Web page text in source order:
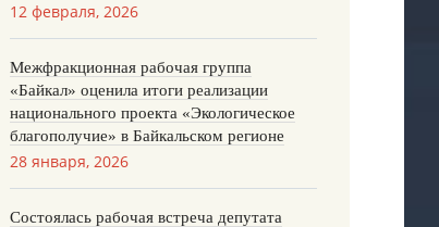
12 февраля, 2026
Межфракционная рабочая группа
«Байкал» оценила итоги реализации
национального проекта «Экологическое
благополучие» в Байкальском регионе
28 января, 2026
Состоялась рабочая встреча депутата